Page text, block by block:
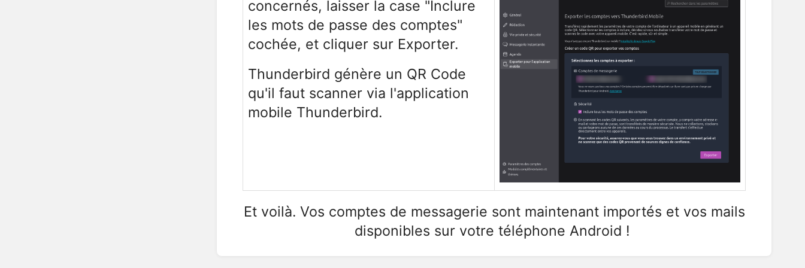
concernés, laisser la case "Inclure
les mots de passe des comptes"
cochée, et cliquer sur Exporter.
Thunderbird génère un QR Code
qu'il faut scanner via l'application
mobile Thunderbird.
Et voilà. Vos comptes de messagerie sont maintenant importés et vos mails
disponibles sur votre téléphone Android !